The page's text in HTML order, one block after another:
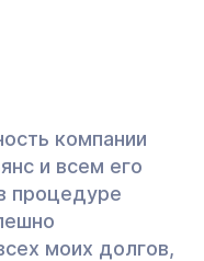
компании
и всем его
процедуре
моих долгов,